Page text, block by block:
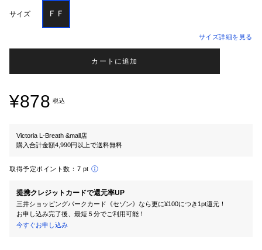
サイズ ＦＦ
サイズ詳細を見る
カートに追加
¥878 税込
Victoria L-Breath &mall店
購入合計金額4,990円以上で送料無料
取得予定ポイント数： 7 pt
提携クレジットカードで還元率UP
三井ショッピングパークカード《セゾン》なら更に¥100につき1pt還元！
お申し込み完了後、最短５分でご利用可能！
今すぐお申し込み